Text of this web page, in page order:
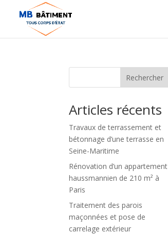
Rechercher
Articles récents
Travaux de terrassement et
bétonnage d’une terrasse en
Seine-Maritime
Rénovation d’un appartement
haussmannien de 210 m² à
Paris
Traitement des parois
maçonnées et pose de
carrelage extérieur